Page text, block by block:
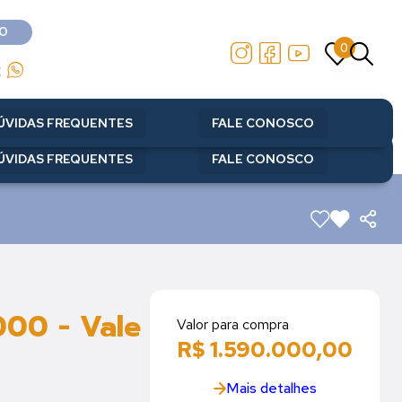
0
FREQUENTES FALE CONOSCO
0
FREQUENTES FALE CONOSCO
- Vale Valor para compra
R$ 1.590.000,00
Mais detalhes